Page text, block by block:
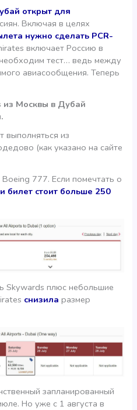
открыт для
Включая в целях
нужно сделать PCR-
включает Россию в
тест… ведь между
авиасообщения. Теперь
Москвы в Дубай
выполняться из
(как указано на сайте
777. Если помечтать о
билет стоит больше 250
Skywards плюс небольшие
снизила размер
запланированный
Но уже с 1 августа в